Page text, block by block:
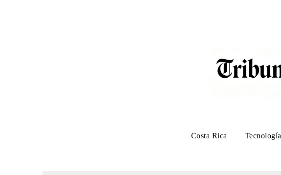
Costa Rica Tecnología